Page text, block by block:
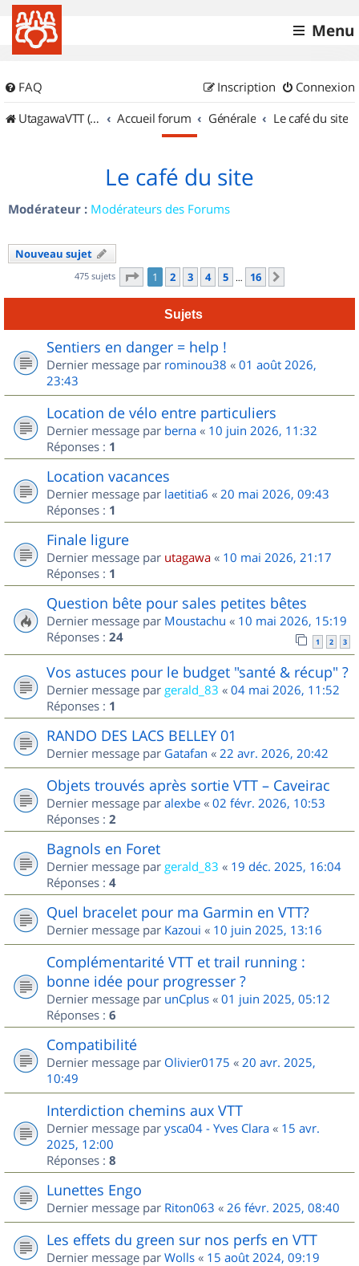
Menu
FAQ Connexion
Inscription
UtagawaVTT (Randos VTT et VTTAE avec traces GPS)
Accueil forum Générale Le café du site
Le café du site
Modérateur : Modérateurs des Forums
Nouveau sujet
475 sujets Page 1sur
1 2 3 4 5 … 16
Sujets
Sentiers en danger = help !
Dernier message par rominou38 « 01 août 2026,
23:43
Location de vélo entre particuliers
Dernier message par berna « 10 juin 2026, 11:32
Réponses : 1
Location vacances
Dernier message par laetitia6 « 20 mai 2026, 09:43
Réponses : 1
Finale ligure
Dernier message par utagawa « 10 mai 2026, 21:17
Réponses : 1
Question bête pour sales petites bêtes
Dernier message par Moustachu « 10 mai 2026, 15:19
Réponses : 24 1 2 3
Vos astuces pour le budget "santé & récup" ?
Dernier message par gerald_83 « 04 mai 2026, 11:52
Réponses : 1
RANDO DES LACS BELLEY 01
Dernier message par Gatafan « 22 avr. 2026, 20:42
Objets trouvés après sortie VTT – Caveirac
Dernier message par alexbe « 02 févr. 2026, 10:53
Réponses : 2
Bagnols en Foret
Dernier message par gerald_83 « 19 déc. 2025, 16:04
Réponses : 4
Quel bracelet pour ma Garmin en VTT?
Dernier message par Kazoui « 10 juin 2025, 13:16
Complémentarité VTT et trail running :
bonne idée pour progresser ?
Dernier message par unCplus « 01 juin 2025, 05:12
Réponses : 6
Compatibilité
Dernier message par Olivier0175 « 20 avr. 2025,
10:49
Interdiction chemins aux VTT
Dernier message par ysca04 - Yves Clara « 15 avr.
2025, 12:00
Réponses : 8
Lunettes Engo
Dernier message par Riton063 « 26 févr. 2025, 08:40
Les effets du green sur nos perfs en VTT
Dernier message par Wolls « 15 août 2024, 09:19